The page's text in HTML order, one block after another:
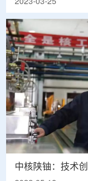
2023-03-25
中核陕铀：技术